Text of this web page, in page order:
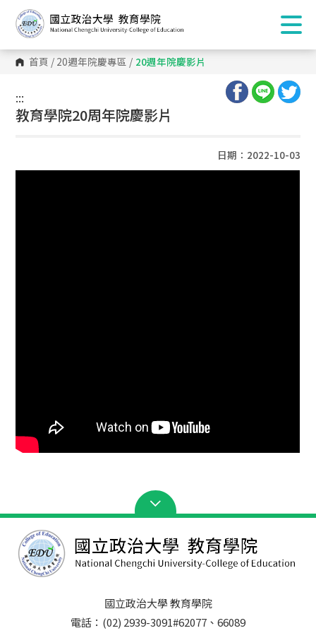
首頁 / 20週年院慶專區 / 20週年院慶影片
:::
:::
教育學院20周年院慶影片
日期：2022-10-03
國立政治大學 教育學院
電話：(02) 2939-3091#62077、66089